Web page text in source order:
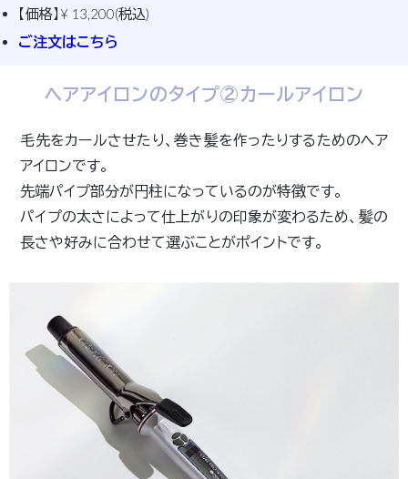
【価格】¥ 13,200(税込)
ご注文はこちら
ヘアアイロンのタイプ②カールアイロン
毛先をカールさせたり、巻き髪を作ったりするためのヘア
アイロンです。
先端パイプ部分が円柱になっているのが特徴です。
パイプの太さによって仕上がりの印象が変わるため、髪の
長さや好みに合わせて選ぶことがポイントです。